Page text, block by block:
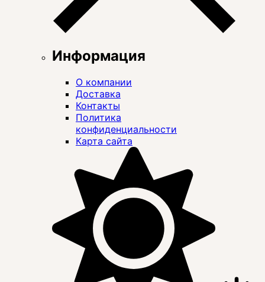
Информация
О компании
Доставка
Контакты
Политика
конфиденциальности
Карта сайта